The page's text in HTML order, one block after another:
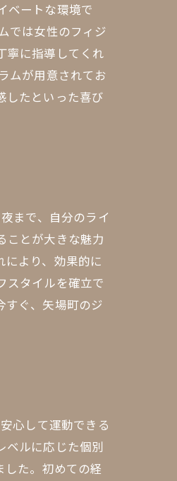
ベートな環境で
では女性のフィジ
寧に指導してくれ
ムが用意されてお
したといった喜び
まで、自分のライ
ことが大きな魅力
より、効果的に
スタイルを確立で
すぐ、矢場町のジ
心して運動できる
ベルに応じた個別
た。初めての経